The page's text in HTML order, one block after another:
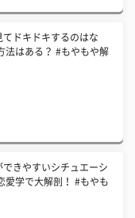
てドキドキするのはな
法はある？ #もやもや解
できやすいシチュエーシ
愛学で大解剖！ #もやも